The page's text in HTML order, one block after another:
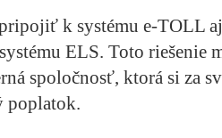
k systému e-TOLL
ELS. Toto riešenie
spoločnosť, ktorá si za
poplatok.